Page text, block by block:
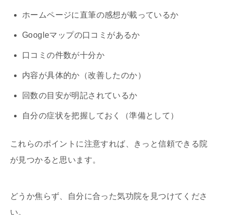
ホームページに直筆の感想が載っているか
Googleマップの口コミがあるか
口コミの件数が十分か
内容が具体的か（改善したのか）
回数の目安が明記されているか
自分の症状を把握しておく（準備として）
これらのポイントに注意すれば、きっと信頼できる院
が見つかると思います。
どうか焦らず、自分に合った気功院を見つけてくださ
い。